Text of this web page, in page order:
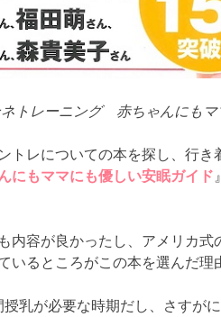
トレーニング 赤ちゃんにもマ
トレについての本を探し、行き
にもママにも優しい安眠ガイド
内容が良かったし、アメリカ式
いるところがこの本を選んだ理
授乳が必要な時期だし、さすが